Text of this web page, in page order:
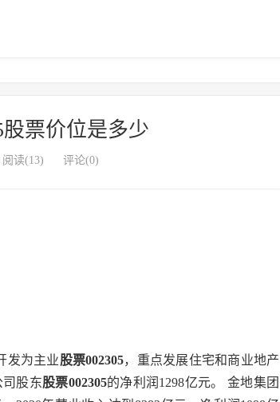
股票价位是多少
阅读(13) 评论(0)
发为主业股票002305，重点发展住宅和商业地产
司股东股票002305的净利润1298亿元。 金地集团